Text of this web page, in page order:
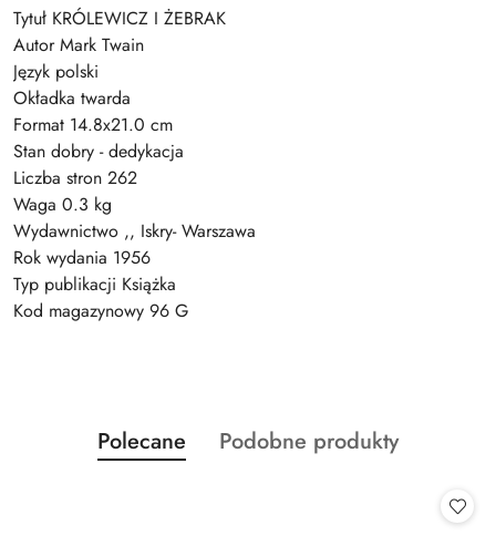
Tytuł KRÓLEWICZ I ŻEBRAK
Autor Mark Twain
Język polski
Okładka twarda
Format 14.8x21.0 cm
Stan dobry - dedykacja
Liczba stron 262
Waga 0.3 kg
Wydawnictwo ,, Iskry- Warszawa
Rok wydania 1956
Typ publikacji Książka
Kod magazynowy 96 G
Pomiń karuzelę produktów
Produkty
o
Polecane
Produkty
Podobne produkty